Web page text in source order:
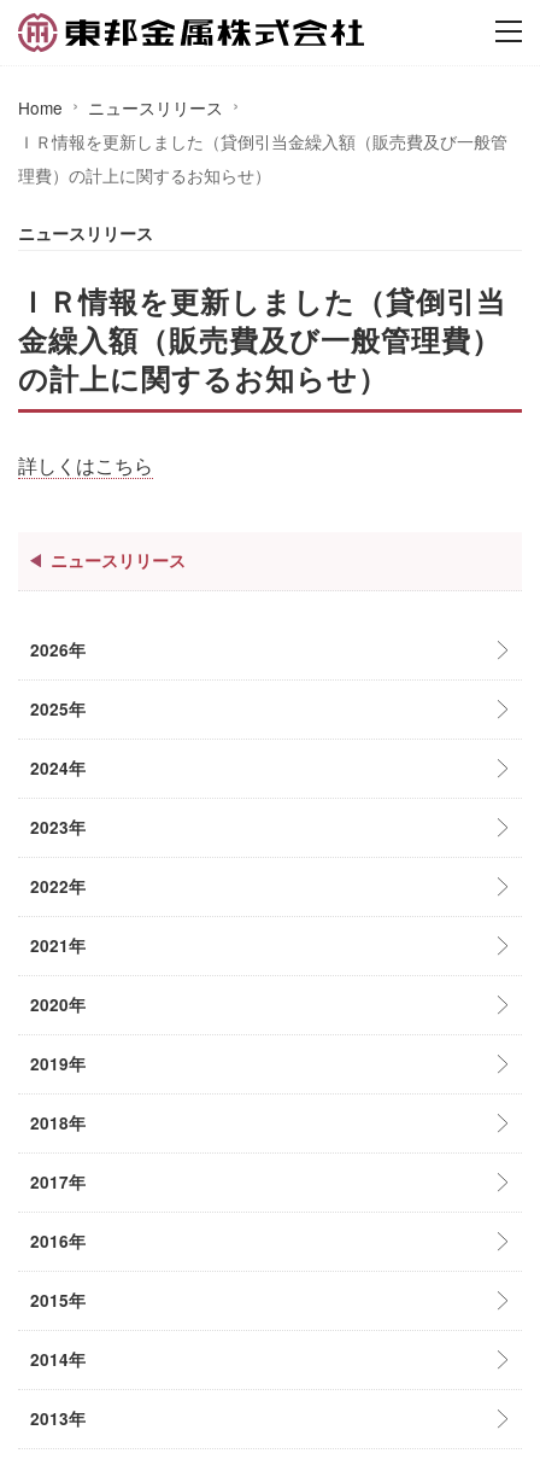
Home
ニュースリリース
ＩＲ情報を更新しました（貸倒引当金繰入額（販売費及び一般管
理費）の計上に関するお知らせ）
ニュースリリース
ＩＲ情報を更新しました（貸倒引当
金繰入額（販売費及び一般管理費）
の計上に関するお知らせ）
詳しくはこちら
ニュースリリース
2026年
2025年
2024年
2023年
2022年
2021年
2020年
2019年
2018年
2017年
2016年
2015年
2014年
2013年